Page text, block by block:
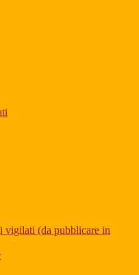
vigilati (da pubblicare in